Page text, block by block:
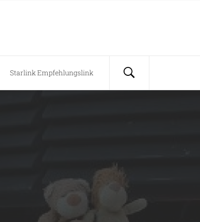
Starlink Empfehlungslink